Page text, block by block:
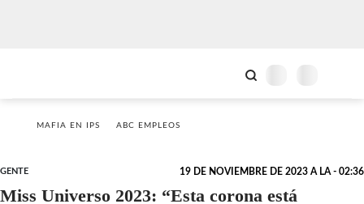
MAFIA EN IPS ABC EMPLEOS
GENTE 19 DE NOVIEMBRE DE 2023 A LA - 02:36
Miss Universo 2023: “Esta corona está